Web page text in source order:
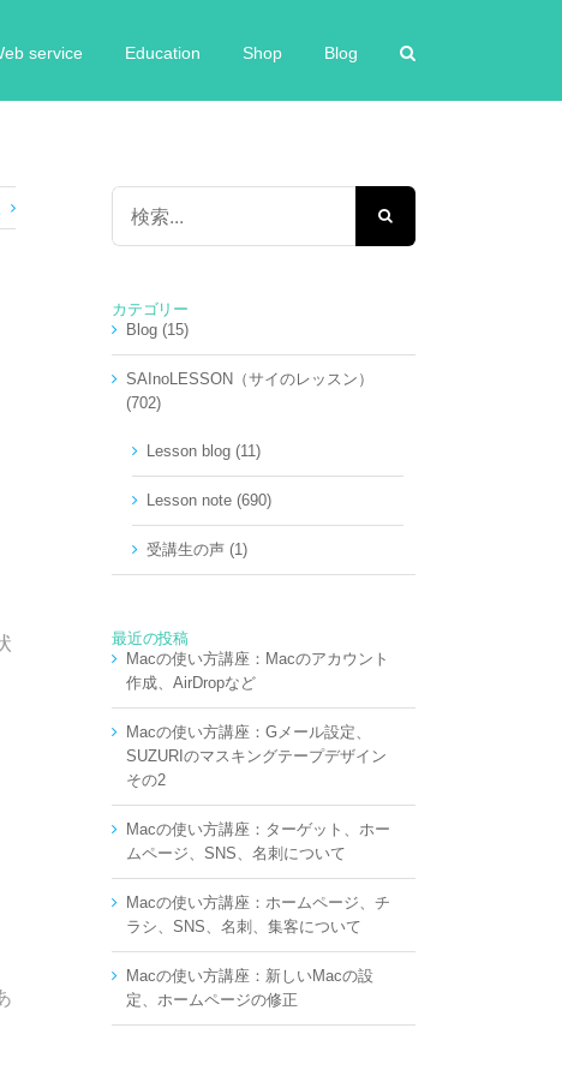
service Education Shop Blog
検
…
カテゴリー
Blog (15)
SAInoLESSON（サイのレッスン）
(702)
Lesson blog (11)
Lesson note (690)
受講生の声 (1)
最近の投稿
Macの使い方講座：Macのアカウント
作成、AirDropなど
Macの使い方講座：Gメール設定、
SUZURIのマスキングテープデザイン
その2
Macの使い方講座：ターゲット、ホー
ムページ、SNS、名刺について
Macの使い方講座：ホームページ、チ
ラシ、SNS、名刺、集客について
Macの使い方講座：新しいMacの設
定、ホームページの修正